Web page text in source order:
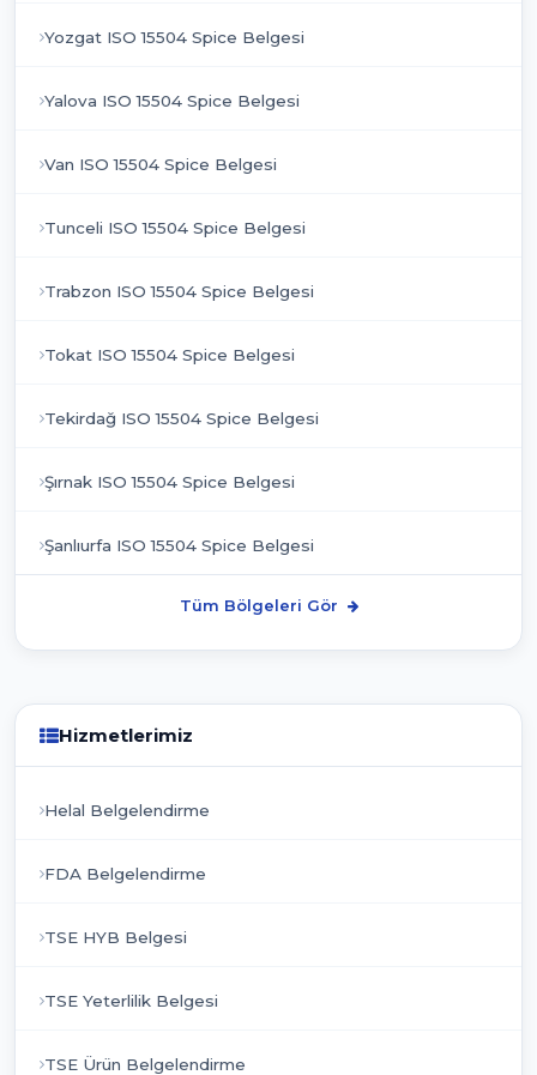
Yozgat ISO 15504 Spice Belgesi
Yalova ISO 15504 Spice Belgesi
Van ISO 15504 Spice Belgesi
Tunceli ISO 15504 Spice Belgesi
Trabzon ISO 15504 Spice Belgesi
Tokat ISO 15504 Spice Belgesi
Tekirdağ ISO 15504 Spice Belgesi
Şırnak ISO 15504 Spice Belgesi
Şanlıurfa ISO 15504 Spice Belgesi
Tüm Bölgeleri Gör
Hizmetlerimiz
Helal Belgelendirme
FDA Belgelendirme
TSE HYB Belgesi
TSE Yeterlilik Belgesi
TSE Ürün Belgelendirme